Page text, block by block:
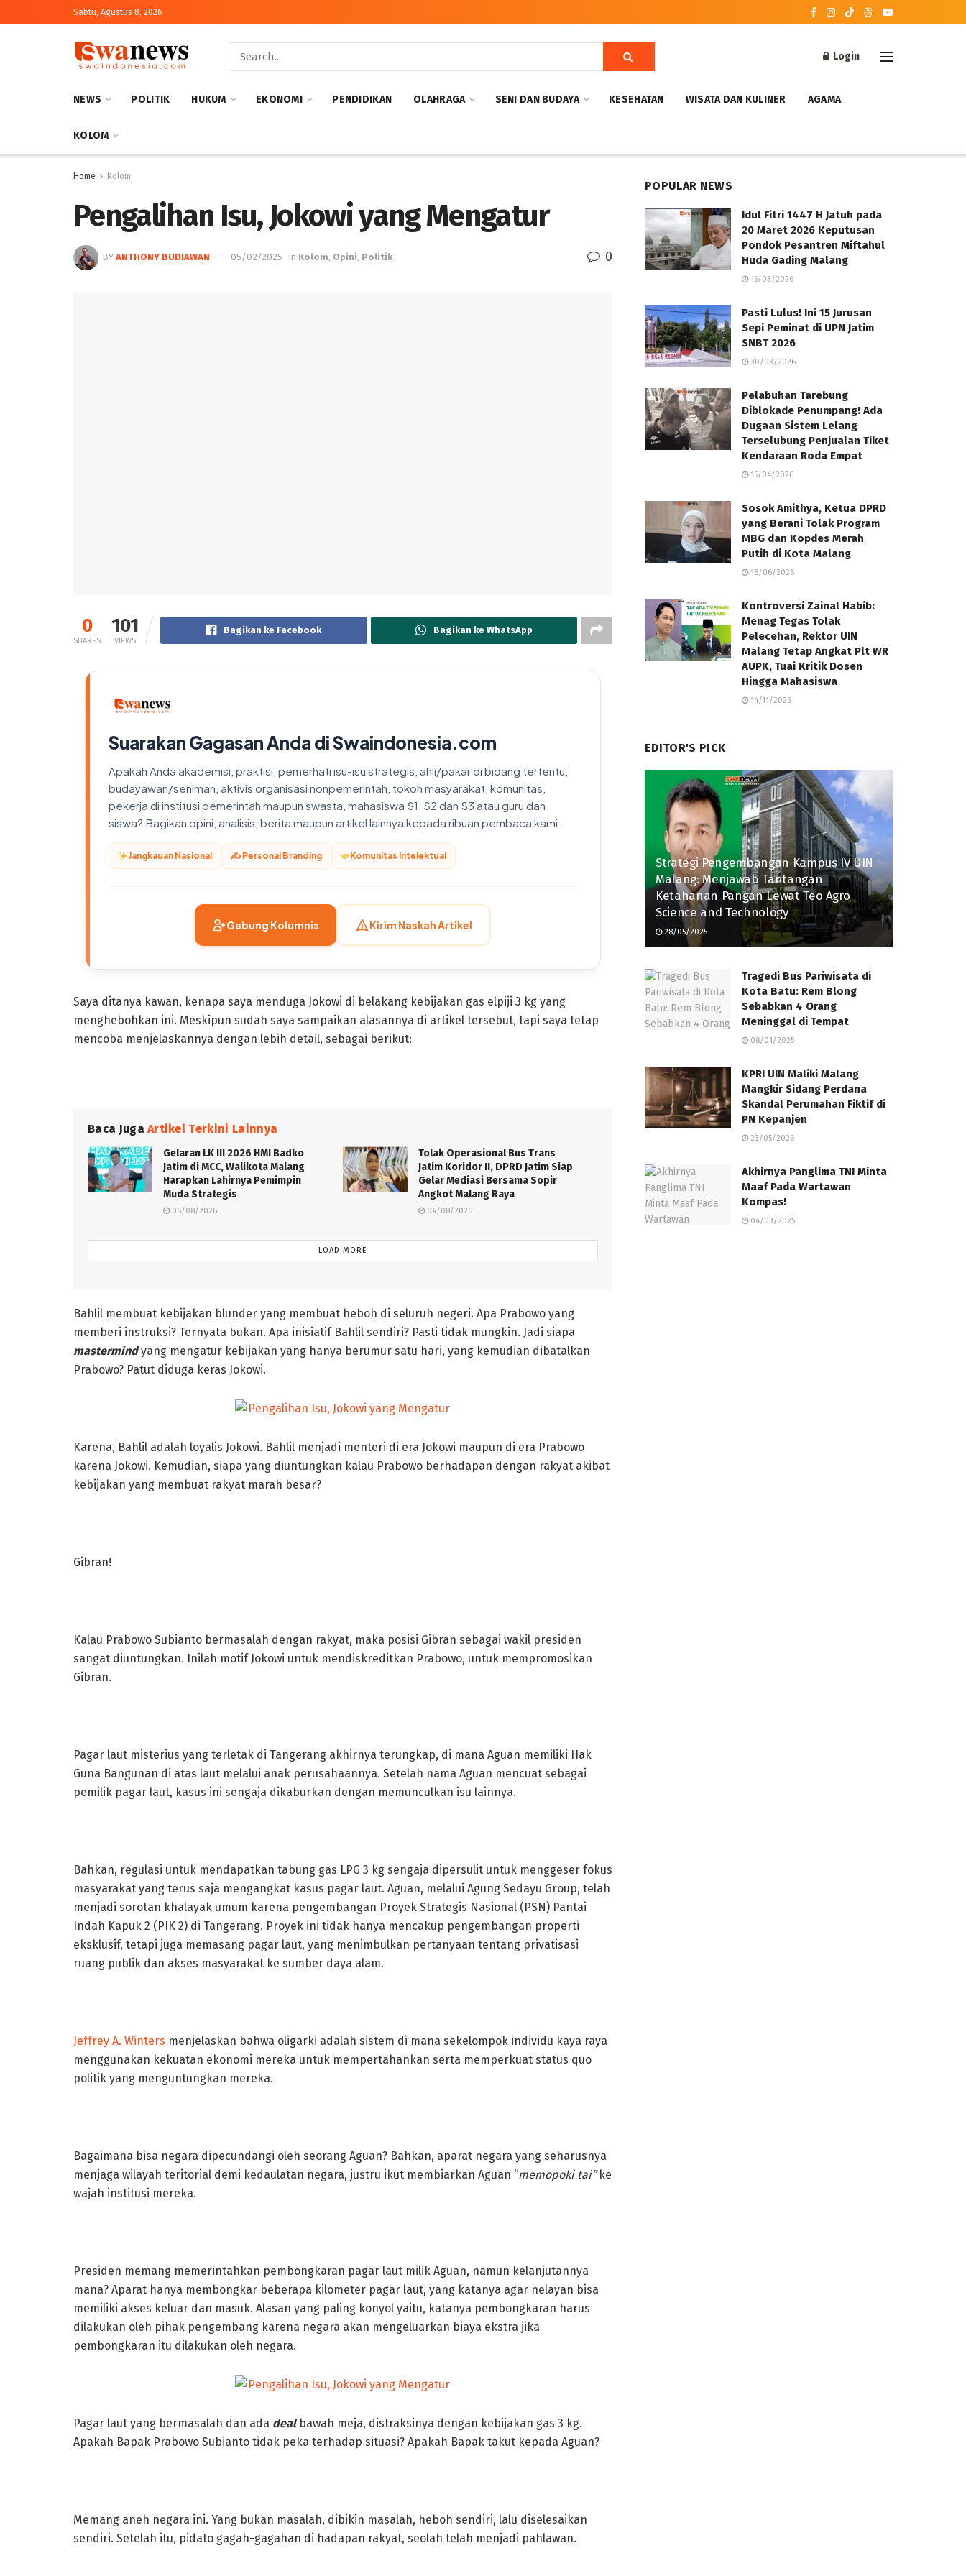
Sabtu, Agustus 8, 2026
Login
NEWS POLITIK HUKUM EKONOMI PENDIDIKAN OLAHRAGA SENI DAN BUDAYA KESEHATAN WISATA DAN KULINER AGAMA
KOLOM
Home Kolom
Pengalihan Isu, Jokowi yang Mengatur
BY ANTHONY BUDIAWAN 05/02/2025 in Kolom, Opini, Politik 0
0
SHARES
101
VIEWS
Bagikan ke Facebook Bagikan ke WhatsApp
Suarakan Gagasan Anda di Swaindonesia.com
Apakah Anda akademisi, praktisi, pemerhati isu-isu strategis, ahli/pakar di bidang tertentu,
budayawan/seniman, aktivis organisasi nonpemerintah, tokoh masyarakat, komunitas,
pekerja di institusi pemerintah maupun swasta, mahasiswa S1, S2 dan S3 atau guru dan
siswa? Bagikan opini, analisis, berita maupun artikel lainnya kepada ribuan pembaca kami.
Jangkauan Nasional ✍️ Personal Branding Komunitas Intelektual
Gabung Kolumnis Kirim Naskah Artikel
Saya ditanya kawan, kenapa saya menduga Jokowi di belakang kebijakan gas elpiji 3 kg yang
menghebohkan ini. Meskipun sudah saya sampaikan alasannya di artikel tersebut, tapi saya tetap
mencoba menjelaskannya dengan lebih detail, sebagai berikut:
Baca Juga Artikel Terkini Lainnya
Gelaran LK III 2026 HMI Badko
Jatim di MCC, Walikota Malang
Harapkan Lahirnya Pemimpin
Muda Strategis
06/08/2026
Tolak Operasional Bus Trans
Jatim Koridor II, DPRD Jatim Siap
Gelar Mediasi Bersama Sopir
Angkot Malang Raya
04/08/2026
LOAD MORE
Bahlil membuat kebijakan blunder yang membuat heboh di seluruh negeri. Apa Prabowo yang
memberi instruksi? Ternyata bukan. Apa inisiatif Bahlil sendiri? Pasti tidak mungkin. Jadi siapa
mastermindyang mengatur kebijakan yang hanya berumur satu hari, yang kemudian dibatalkan
Prabowo? Patut diduga keras Jokowi.
Karena, Bahlil adalah loyalis Jokowi. Bahlil menjadi menteri di era Jokowi maupun di era Prabowo
karena Jokowi. Kemudian, siapa yang diuntungkan kalau Prabowo berhadapan dengan rakyat akibat
kebijakan yang membuat rakyat marah besar?
Gibran!
Kalau Prabowo Subianto bermasalah dengan rakyat, maka posisi Gibran sebagai wakil presiden
sangat diuntungkan. Inilah motif Jokowi untuk mendiskreditkan Prabowo, untuk mempromosikan
Gibran.
Pagar laut misterius yang terletak di Tangerang akhirnya terungkap, di mana Aguan memiliki Hak
Guna Bangunan di atas laut melalui anak perusahaannya. Setelah nama Aguan mencuat sebagai
pemilik pagar laut, kasus ini sengaja dikaburkan dengan memunculkan isu lainnya.
Bahkan, regulasi untuk mendapatkan tabung gas LPG 3 kg sengaja dipersulit untuk menggeser fokus
masyarakat yang terus saja mengangkat kasus pagar laut. Aguan, melalui Agung Sedayu Group, telah
menjadi sorotan khalayak umum karena pengembangan Proyek Strategis Nasional (PSN) Pantai
Indah Kapuk 2 (PIK 2) di Tangerang. Proyek ini tidak hanya mencakup pengembangan properti
eksklusif, tetapi juga memasang pagar laut, yang menimbulkan pertanyaan tentang privatisasi
ruang publik dan akses masyarakat ke sumber daya alam.
Jeffrey A. Winters menjelaskan bahwa oligarki adalah sistem di mana sekelompok individu kaya raya
menggunakan kekuatan ekonomi mereka untuk mempertahankan serta memperkuat status quo
politik yang menguntungkan mereka.
Bagaimana bisa negara dipecundangi oleh seorang Aguan? Bahkan, aparat negara yang seharusnya
menjaga wilayah teritorial demi kedaulatan negara, justru ikut membiarkan Aguan “memopoki tai”ke
wajah institusi mereka.
Presiden memang memerintahkan pembongkaran pagar laut milik Aguan, namun kelanjutannya
mana? Aparat hanya membongkar beberapa kilometer pagar laut, yang katanya agar nelayan bisa
memiliki akses keluar dan masuk. Alasan yang paling konyol yaitu, katanya pembongkaran harus
dilakukan oleh pihak pengembang karena negara akan mengeluarkan biaya ekstra jika
pembongkaran itu dilakukan oleh negara.
Pagar laut yang bermasalah dan ada dealbawah meja, distraksinya dengan kebijakan gas 3 kg.
Apakah Bapak Prabowo Subianto tidak peka terhadap situasi? Apakah Bapak takut kepada Aguan?
Memang aneh negara ini. Yang bukan masalah, dibikin masalah, heboh sendiri, lalu diselesaikan
sendiri. Setelah itu, pidato gagah-gagahan di hadapan rakyat, seolah telah menjadi pahlawan.
POPULAR NEWS
Idul Fitri 1447 H Jatuh pada
20 Maret 2026 Keputusan
Pondok Pesantren Miftahul
Huda Gading Malang
15/03/2026
Pasti Lulus! Ini 15 Jurusan
Sepi Peminat di UPN Jatim
SNBT 2026
30/03/2026
Pelabuhan Tarebung
Diblokade Penumpang! Ada
Dugaan Sistem Lelang
Terselubung Penjualan Tiket
Kendaraan Roda Empat
15/04/2026
Sosok Amithya, Ketua DPRD
yang Berani Tolak Program
MBG dan Kopdes Merah
Putih di Kota Malang
16/06/2026
Kontroversi Zainal Habib:
Menag Tegas Tolak
Pelecehan, Rektor UIN
Malang Tetap Angkat Plt WR
AUPK, Tuai Kritik Dosen
Hingga Mahasiswa
14/11/2025
EDITOR'S PICK
Strategi Pengembangan Kampus IV UIN
Malang: Menjawab Tantangan
Ketahanan Pangan Lewat Teo Agro
Science and Technology
28/05/2025
Tragedi Bus Pariwisata di
Kota Batu: Rem Blong
Sebabkan 4 Orang
Meninggal di Tempat
08/01/2025
KPRI UIN Maliki Malang
Mangkir Sidang Perdana
Skandal Perumahan Fiktif di
PN Kepanjen
23/05/2026
Akhirnya Panglima TNI Minta
Maaf Pada Wartawan
Kompas!
04/03/2025